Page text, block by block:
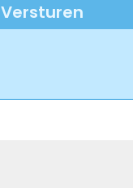
Versturen